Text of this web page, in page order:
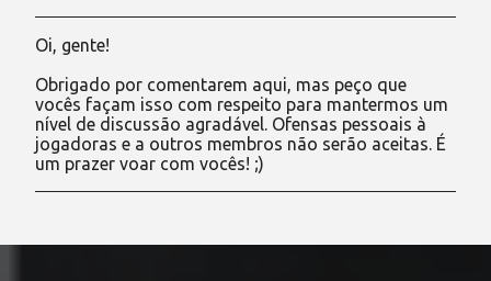
P
s
t
a
r
u
m
m
Oi, gente!
Obrigado por comentarem aqui, mas peço que
vocês façam isso com respeito para mantermos um
nível de discussão agradável. Ofensas pessoais à
jogadoras e a outros membros não serão aceitas. É
um prazer voar com vocês! ;)